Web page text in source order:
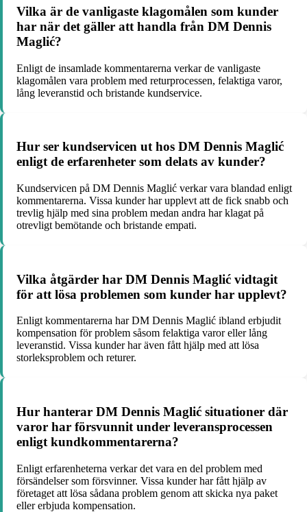
Vilka är de vanligaste klagomålen som kunder
har när det gäller att handla från DM Dennis
Maglić?
Enligt de insamlade kommentarerna verkar de vanligaste
klagomålen vara problem med returprocessen, felaktiga varor,
lång leveranstid och bristande kundservice.
Hur ser kundservicen ut hos DM Dennis Maglić
enligt de erfarenheter som delats av kunder?
Kundservicen på DM Dennis Maglić verkar vara blandad enligt
kommentarerna. Vissa kunder har upplevt att de fick snabb och
trevlig hjälp med sina problem medan andra har klagat på
otrevligt bemötande och bristande empati.
Vilka åtgärder har DM Dennis Maglić vidtagit
för att lösa problemen som kunder har upplevt?
Enligt kommentarerna har DM Dennis Maglić ibland erbjudit
kompensation för problem såsom felaktiga varor eller lång
leveranstid. Vissa kunder har även fått hjälp med att lösa
storleksproblem och returer.
Hur hanterar DM Dennis Maglić situationer där
varor har försvunnit under leveransprocessen
enligt kundkommentarerna?
Enligt erfarenheterna verkar det vara en del problem med
försändelser som försvinner. Vissa kunder har fått hjälp av
företaget att lösa sådana problem genom att skicka nya paket
eller erbjuda kompensation.